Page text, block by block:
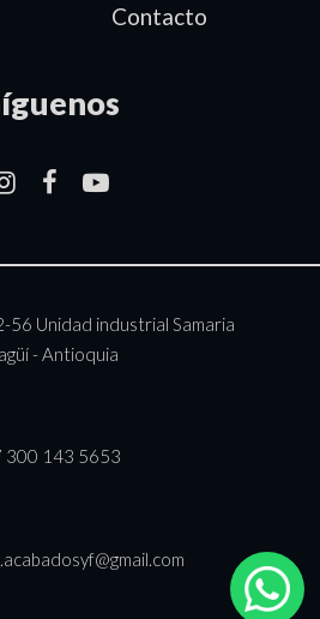
Contacto
– – –
56 Unidad industrial Samaria
- Antioquia
300 143 5653